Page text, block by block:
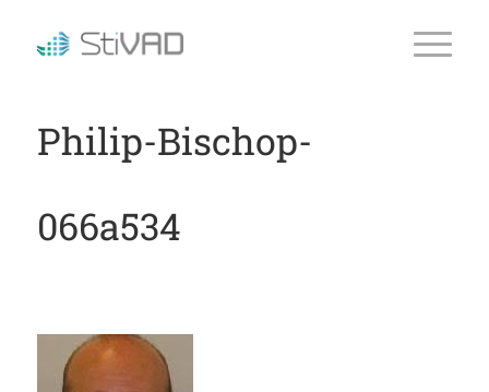
Philip-Bischop-
066a534